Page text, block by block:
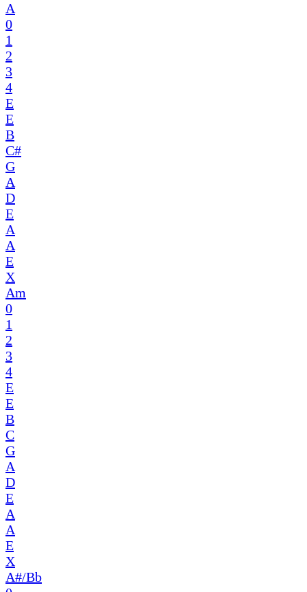
A
0
1
2
3
4
E
E
B
C#
G
A
D
E
A
A
E
X
Am
0
1
2
3
4
E
E
B
C
G
A
D
E
A
A
E
X
A#/Bb